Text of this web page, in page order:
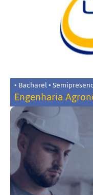
• Bacharel •
Engenharia